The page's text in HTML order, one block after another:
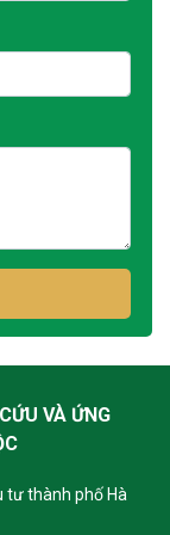
VÀ ỨNG
tư thành phố Hà